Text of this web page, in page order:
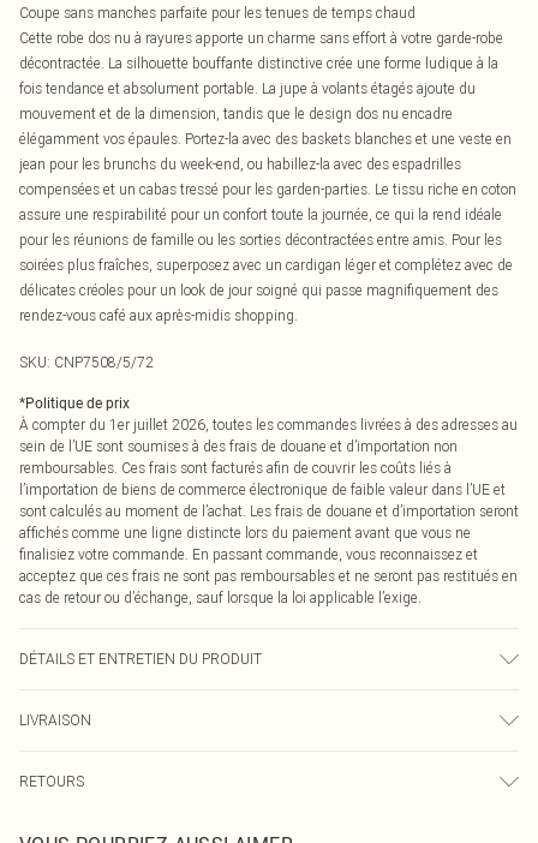
Coupe sans manches parfaite pour les tenues de temps chaud
Cette robe dos nu à rayures apporte un charme sans effort à votre garde-robe
décontractée. La silhouette bouffante distinctive crée une forme ludique à la
fois tendance et absolument portable. La jupe à volants étagés ajoute du
mouvement et de la dimension, tandis que le design dos nu encadre
élégamment vos épaules. Portez-la avec des baskets blanches et une veste en
jean pour les brunchs du week-end, ou habillez-la avec des espadrilles
compensées et un cabas tressé pour les garden-parties. Le tissu riche en coton
assure une respirabilité pour un confort toute la journée, ce qui la rend idéale
pour les réunions de famille ou les sorties décontractées entre amis. Pour les
soirées plus fraîches, superposez avec un cardigan léger et complétez avec de
délicates créoles pour un look de jour soigné qui passe magnifiquement des
rendez-vous café aux après-midis shopping.
SKU: CNP7508/5/72
*Politique de prix
À compter du 1er juillet 2026, toutes les commandes livrées à des adresses au
sein de l’UE sont soumises à des frais de douane et d’importation non
remboursables. Ces frais sont facturés afin de couvrir les coûts liés à
l’importation de biens de commerce électronique de faible valeur dans l’UE et
sont calculés au moment de l’achat. Les frais de douane et d’importation seront
affichés comme une ligne distincte lors du paiement avant que vous ne
finalisiez votre commande. En passant commande, vous reconnaissez et
acceptez que ces frais ne sont pas remboursables et ne seront pas restitués en
cas de retour ou d’échange, sauf lorsque la loi applicable l’exige.
DÉTAILS ET ENTRETIEN DU PRODUIT
utilisé, la couleur peut déteindre.
LIVRAISON
Livraison express France
RETOURS